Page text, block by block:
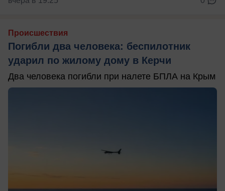
Происшествия
Погибли два человека: беспилотник
ударил по жилому дому в Керчи
Два человека погибли при налете БПЛА на Крым